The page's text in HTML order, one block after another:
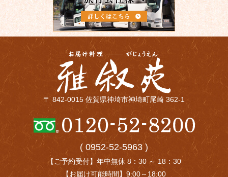
〒 842-0015 佐賀県神埼市神埼町尾崎 362-1
( 0952-52-5963 )
【ご予約受付】年中無休 8：30 ～ 18：30
【お届け可能時間】9:00～18:00